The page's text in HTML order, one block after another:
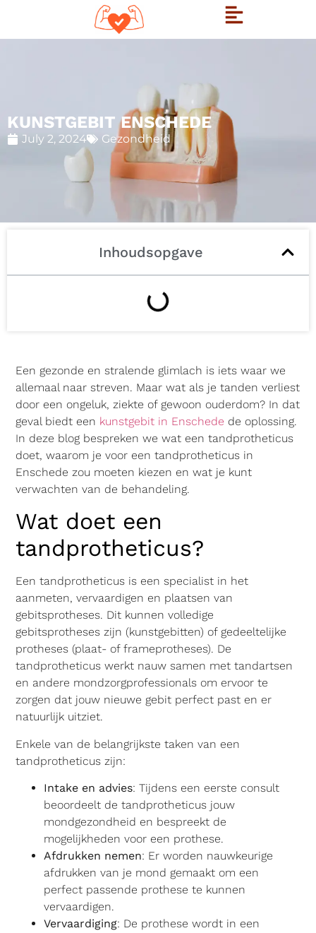
KUNSTGEBIT ENSCHEDE
July 2, 2024 Gezondheid
Inhoudsopgave
Een gezonde en stralende glimlach is iets waar we
allemaal naar streven. Maar wat als je tanden verliest
door een ongeluk, ziekte of gewoon ouderdom? In dat
geval biedt een kunstgebit in Enschede de oplossing.
In deze blog bespreken we wat een tandprotheticus
doet, waarom je voor een tandprotheticus in
Enschede zou moeten kiezen en wat je kunt
verwachten van de behandeling.
Wat doet een
tandprotheticus?
Een tandprotheticus is een specialist in het
aanmeten, vervaardigen en plaatsen van
gebitsprotheses. Dit kunnen volledige
gebitsprotheses zijn (kunstgebitten) of gedeeltelijke
protheses (plaat- of frameprotheses). De
tandprotheticus werkt nauw samen met tandartsen
en andere mondzorgprofessionals om ervoor te
zorgen dat jouw nieuwe gebit perfect past en er
natuurlijk uitziet.
Enkele van de belangrijkste taken van een
tandprotheticus zijn:
Intake en advies: Tijdens een eerste consult
beoordeelt de tandprotheticus jouw
mondgezondheid en bespreekt de
mogelijkheden voor een prothese.
Afdrukken nemen: Er worden nauwkeurige
afdrukken van je mond gemaakt om een
perfect passende prothese te kunnen
vervaardigen.
Vervaardiging: De prothese wordt in een